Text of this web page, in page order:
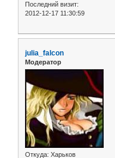
Последний визит:
2012-12-17 11:30:59
julia_falcon
Модератор
Откуда: Харьков